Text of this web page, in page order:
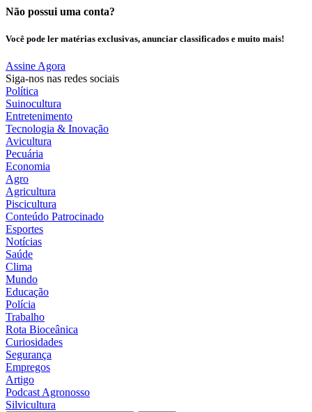
Não possui uma conta?
Você pode ler matérias exclusivas, anunciar classificados e muito mais!
Assine Agora
Siga-nos nas redes sociais
Política
Suinocultura
Entretenimento
Tecnologia & Inovação
Avicultura
Pecuária
Economia
Agro
Agricultura
Piscicultura
Conteúdo Patrocinado
Esportes
Notícias
Saúde
Clima
Mundo
Educação
Polícia
Trabalho
Rota Bioceânica
Curiosidades
Segurança
Empregos
Artigo
Podcast Agronosso
Silvicultura